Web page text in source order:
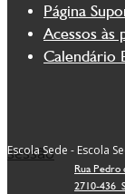
Página
Acessos às
Calendário
sessão
Escola Sede - Escola
Rua Pedro
2710-436